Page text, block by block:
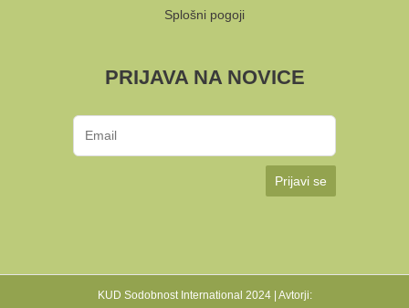
Splošni pogoji
PRIJAVA NA NOVICE
Prijavi se
KUD Sodobnost International 2024 | Avtorji: